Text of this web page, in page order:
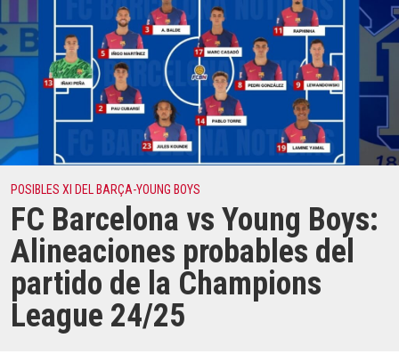
POSIBLES XI DEL BARÇA-YOUNG BOYS
FC Barcelona vs Young Boys:
Alineaciones probables del
partido de la Champions
League 24/25